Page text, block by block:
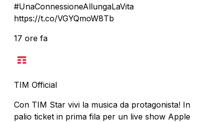
#UnaConnessioneAllungaLaVita
https://t.co/VGYQmoW8Tb
17 ore fa
TIM Official
Con TIM Star vivi la musica da protagonista! In
palio ticket in prima fila per un live show Apple